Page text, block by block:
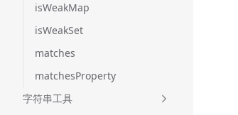
isWeakMap
isWeakSet
matches
matchesProperty
字符串工具